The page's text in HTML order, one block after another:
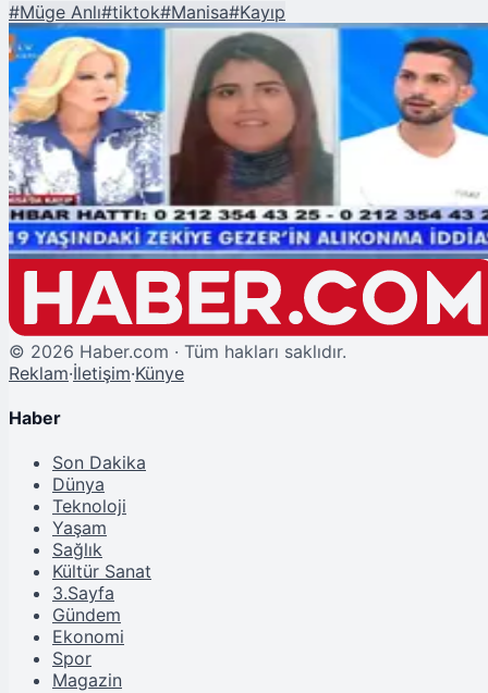
#Müge Anlı#tiktok#Manisa#Kayıp
Şu An Okunan
Eşini TikTok'ta Tanıştığı Biri Yüzünden Terk Etti: 19 Yaşındaki Zekiye Gezer
Müge Anlı'da Aranıyor!
© 2026 Haber.com · Tüm hakları saklıdır.
Reklam·İletişim·Künye
Haber
Son Dakika
Dünya
Teknoloji
Yaşam
Sağlık
Kültür Sanat
3.Sayfa
Gündem
Ekonomi
Spor
Magazin